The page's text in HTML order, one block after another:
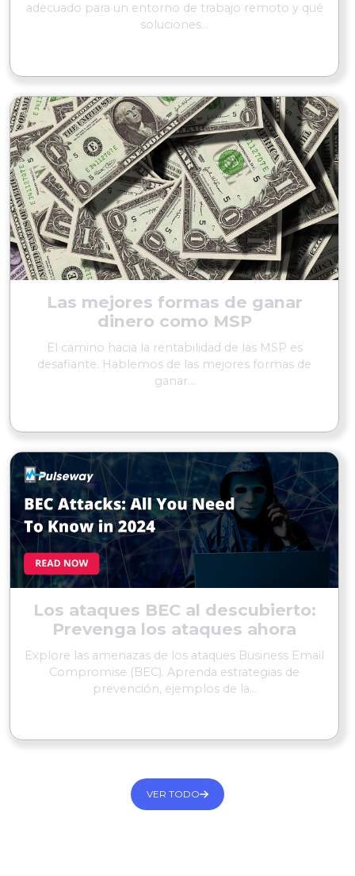
adecuado para un entorno de trabajo remoto y qué
soluciones...
Las mejores formas de ganar
dinero como MSP
El camino hacia la rentabilidad de las MSP es
desafiante. Hablemos de las mejores formas de
ganar...
Los ataques BEC al descubierto:
Prevenga los ataques ahora
Explore las amenazas de los ataques Business Email
Compromise (BEC). Aprenda estrategias de
prevención, ejemplos de la...
VER TODO